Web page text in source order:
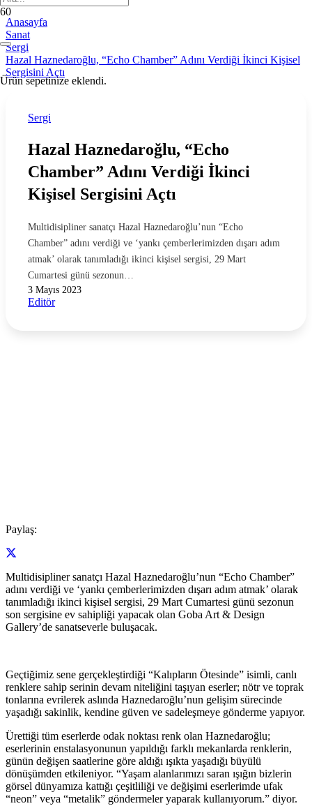
Ürünsepetinize eklendi.
Anasayfa
Sanat
Sergi
Hazal Haznedaroğlu, “Echo Chamber” Adını Verdiği İkinci Kişisel
Sergisini Açtı
Sergi
Hazal Haznedaroğlu, “Echo
Chamber” Adını Verdiği İkinci
Kişisel Sergisini Açtı
Multidisipliner sanatçı Hazal Haznedaroğlu’nun “Echo
Chamber” adını verdiği ve ‘yankı çemberlerimizden dışarı adım
atmak’ olarak tanımladığı ikinci kişisel sergisi, 29 Mart
Cumartesi günü sezonun…
3 Mayıs 2023
Editör
Paylaş:
Multidisipliner sanatçı Hazal Haznedaroğlu’nun “Echo Chamber”
adını verdiği ve ‘yankı çemberlerimizden dışarı adım atmak’ olarak
tanımladığı ikinci kişisel sergisi, 29 Mart Cumartesi günü sezonun
son sergisine ev sahipliği yapacak olan Goba Art & Design
Gallery’de sanatseverle buluşacak.
Geçtiğimiz sene gerçekleştirdiği “Kalıpların Ötesinde” isimli, canlı
renklere sahip serinin devam niteliğini taşıyan eserler; nötr ve toprak
tonlarına evrilerek aslında Haznedaroğlu’nun gelişim sürecinde
yaşadığı sakinlik, kendine güven ve sadeleşmeye gönderme yapıyor.
Ürettiği tüm eserlerde odak noktası renk olan Haznedaroğlu;
eserlerinin enstalasyonunun yapıldığı farklı mekanlarda renklerin,
günün değişen saatlerine göre aldığı ışıkta yaşadığı büyülü
dönüşümden etkileniyor. “Yaşam alanlarımızı saran ışığın bizlerin
görsel dünyamıza kattığı çeşitliliği ve değişimi eserlerimde ufak
“neon” veya “metalik” göndermeler yaparak kullanıyorum.” diyor.